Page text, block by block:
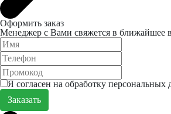
Оформить заказ
Менеджер с Вами свяжется в ближайшее
Я согласен на обработку персональных
Заказать